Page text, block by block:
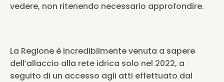
vedere, non ritenendo necessario approfondire.
La Regione è incredibilmente venuta a sapere
dell’allaccio alla rete idrica solo nel 2022, a
seguito di un accesso agli atti effettuato dal